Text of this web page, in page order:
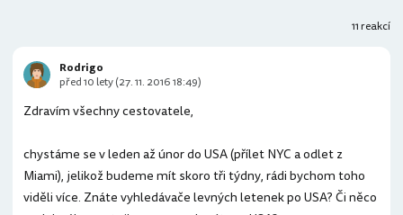
11 reakcí
Zdravím všechny cestovatele,
chystáme se v leden až únor do USA (přílet NYC a odlet z
Miami), jelikož budeme mít skoro tři týdny, rádi bychom toho
viděli více. Znáte vyhledávače levných letenek po USA? Či něco
Rodrigo
před 10 lety (27. 11. 2016 18:49)